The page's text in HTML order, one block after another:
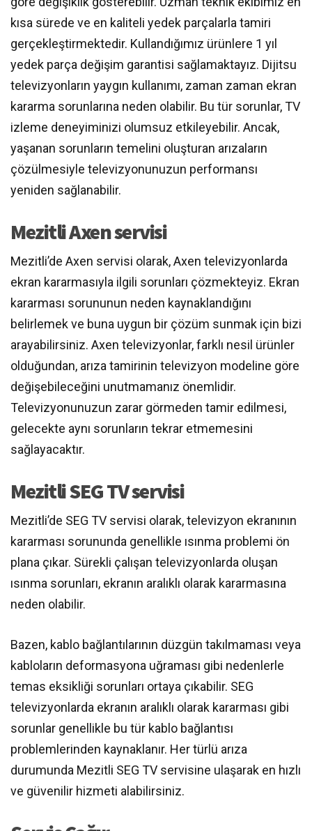
kısa sürede ve en kaliteli yedek parçalarla tamiri
gerçekleştirmektedir. Kullandığımız ürünlere 1 yıl
yedek parça değişim garantisi sağlamaktayız. Dijitsu
televizyonların yaygın kullanımı, zaman zaman ekran
kararma sorunlarına neden olabilir. Bu tür sorunlar, TV
izleme deneyiminizi olumsuz etkileyebilir. Ancak,
yaşanan sorunların temelini oluşturan arızaların
çözülmesiyle televizyonunuzun performansı
yeniden sağlanabilir.
Mezitli Axen servisi
Mezitli’de Axen servisi olarak, Axen televizyonlarda
ekran kararmasıyla ilgili sorunları çözmekteyiz. Ekran
kararması sorununun neden kaynaklandığını
belirlemek ve buna uygun bir çözüm sunmak için bizi
arayabilirsiniz. Axen televizyonlar, farklı nesil ürünler
olduğundan, arıza tamirinin televizyon modeline göre
değişebileceğini unutmamanız önemlidir.
Televizyonunuzun zarar görmeden tamir edilmesi,
gelecekte aynı sorunların tekrar etmemesini
sağlayacaktır.
Mezitli SEG TV servisi
Mezitli’de SEG TV servisi olarak, televizyon ekranının
kararması sorununda genellikle ısınma problemi ön
plana çıkar. Sürekli çalışan televizyonlarda oluşan
ısınma sorunları, ekranın aralıklı olarak kararmasına
neden olabilir.
Bazen, kablo bağlantılarının düzgün takılmaması veya
kabloların deformasyona uğraması gibi nedenlerle
temas eksikliği sorunları ortaya çıkabilir. SEG
televizyonlarda ekranın aralıklı olarak kararması gibi
sorunlar genellikle bu tür kablo bağlantısı
problemlerinden kaynaklanır. Her türlü arıza
durumunda Mezitli SEG TV servisine ulaşarak en hızlı
ve güvenilir hizmeti alabilirsiniz.